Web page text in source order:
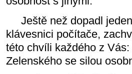
Ještě než dopadl
klávesnici počítače,
této chvíli každého z
Zelenského se silou